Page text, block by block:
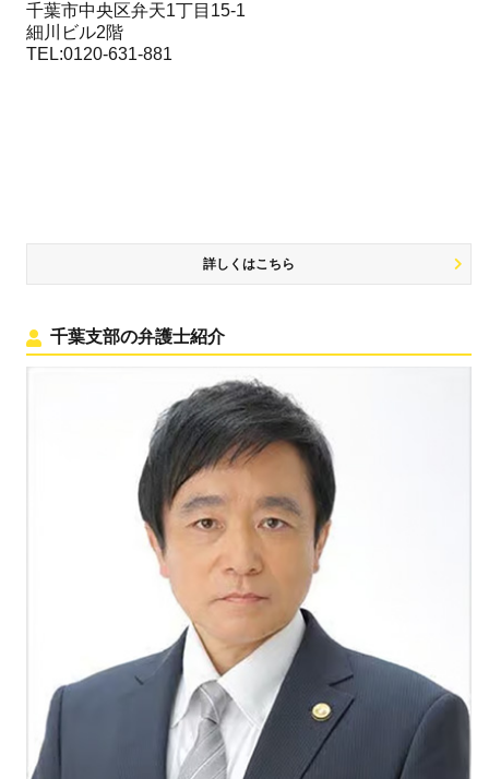
千葉市中央区弁天1丁目15-1
細川ビル2階
TEL:0120-631-881
詳しくはこちら
千葉支部の弁護士紹介